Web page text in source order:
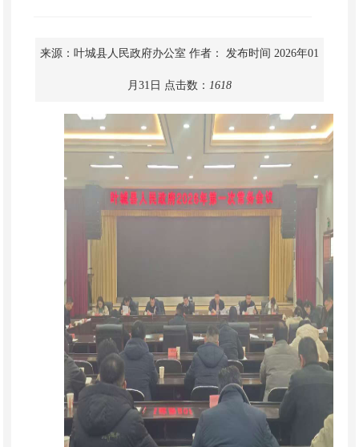
来源：叶城县人民政府办公室 作者： 发布时间 2026年01
月31日 点击数： 1618